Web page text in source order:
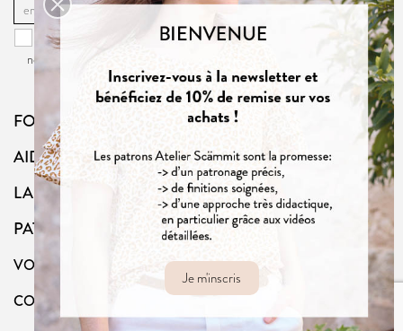
OK
Vous pouvez vous désinscrire à tout moment. Vous trouverez pour cela
nos informations de contact dans la
du site.
FOLLOW US
AIDE
LA BOUTIQUE
PATRONS
VOTRE COMPTE
CONTACT
Je m'inscris